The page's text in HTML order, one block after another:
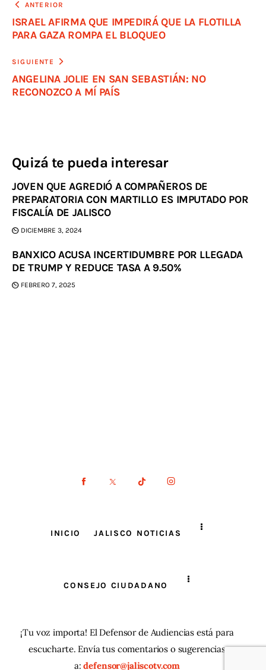
ANTERIOR
ISRAEL AFIRMA QUE IMPEDIRÁ QUE LA FLOTILLA
PARA GAZA ROMPA EL BLOQUEO
SIGUIENTE
ANGELINA JOLIE EN SAN SEBASTIÁN: NO
RECONOZCO A MÍ PAÍS
Quizá te pueda interesar
JOVEN QUE AGREDIÓ A COMPAÑEROS DE
PREPARATORIA CON MARTILLO ES IMPUTADO POR
FISCALÍA DE JALISCO
DICIEMBRE 3, 2024
BANXICO ACUSA INCERTIDUMBRE POR LLEGADA
DE TRUMP Y REDUCE TASA A 9.50%
FEBRERO 7, 2025
INICIO JALISCO NOTICIAS
CONSEJO CIUDADANO
¡Tu voz importa! El Defensor de Audiencias está para
escucharte. Envía tus comentarios o sugerencias
a:defensor@jaliscotv.com